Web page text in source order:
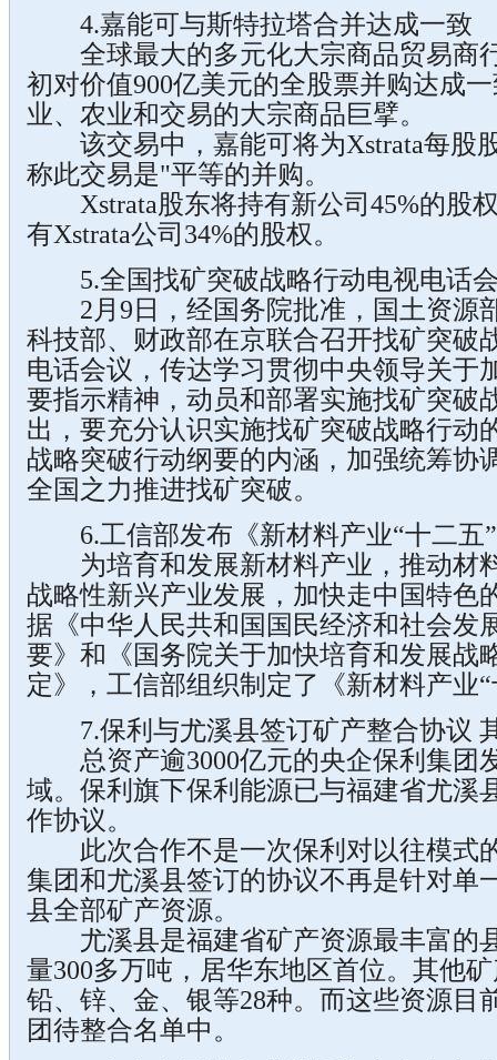
4.嘉能可与斯特拉塔合并达成一致
全球最大的多元化大宗商品贸易商
初对价值900亿美元的全股票并购达成
业、农业和交易的大宗商品巨擘。
该交易中，嘉能可将为Xstrata每股
称此交易是"平等的并购。
Xstrata股东将持有新公司45%的股
有Xstrata公司34%的股权。
5.全国找矿突破战略行动电视电话
2月9日，经国务院批准，国土资源
科技部、财政部在京联合召开找矿突破
电话会议，传达学习贯彻中央领导关于
要指示精神，动员和部署实施找矿突破
出，要充分认识实施找矿突破战略行动
战略突破行动纲要的内涵，加强统筹协
全国之力推进找矿突破。
6.工信部发布《新材料产业“十二五
为培育和发展新材料产业，推动材
战略性新兴产业发展，加快走中国特色
据《中华人民共和国国民经济和社会发
要》和《国务院关于加快培育和发展战
定》，工信部组织制定了《新材料产业
7.保利与尤溪县签订矿产整合协议
总资产逾3000亿元的央企保利集团
域。保利旗下保利能源已与福建省尤溪
作协议。
此次合作不是一次保利对以往模式
集团和尤溪县签订的协议不再是针对单
县全部矿产资源。
尤溪县是福建省矿产资源最丰富的
量300多万吨，居华东地区首位。其他
铅、锌、金、银等28种。而这些资源目
团待整合名单中。